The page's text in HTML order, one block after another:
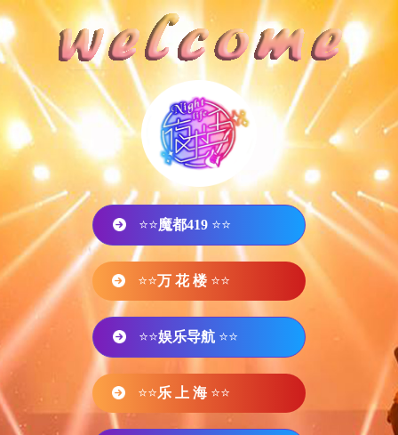
⭐⭐魔都419 ⭐⭐
⭐⭐万 花 楼 ⭐⭐
⭐⭐娱乐导航 ⭐⭐
⭐⭐乐 上 海 ⭐⭐